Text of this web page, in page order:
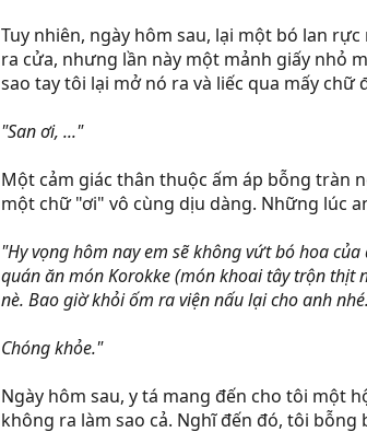
Tuy nhiên, ngày hôm sau, lại một bó lan
ra cửa, nhưng lần này một mảnh giấy nhỏ
sao tay tôi lại mở nó ra và liếc qua mấy chữ
"San ơi, ..."
Một cảm giác thân thuộc ấm áp bỗng tràn
một chữ "ơi" vô cùng dịu dàng. Những lúc
"Hy vọng hôm nay em sẽ không vứt bó hoa
quán ăn món Korokke (món khoai tây trộn thịt
nè. Bao giờ khỏi ốm ra viện nấu lại cho anh
Chóng khỏe."
Ngày hôm sau, y tá mang đến cho tôi một
không ra làm sao cả. Nghĩ đến đó, tôi